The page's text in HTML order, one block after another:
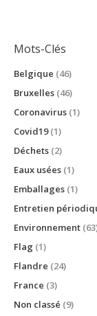
Mots-Clés
Belgique (46)
Bruxelles (46)
Coronavirus (1)
Covid19(1)
Déchets (2)
Eaux usées (1)
Emballages (1)
Entretien
Environnement
Flag (1)
Flandre (24)
France (3)
Non classé (9)